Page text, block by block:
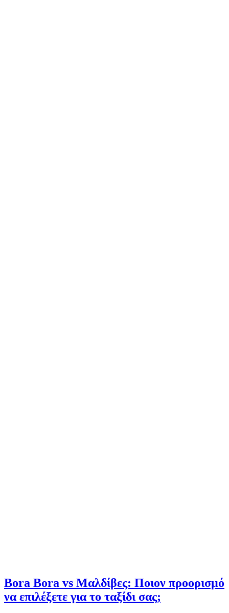
Bora Bora vs Μαλδίβες: Ποιον προορισμό
να επιλέξετε για το ταξίδι σας;